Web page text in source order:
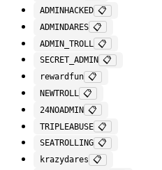
ADMINHACKED 📋
ADMINDARES 📋
ADMIN_TROLL
📋
SECRET_ADMIN 📋
rewardfun 📋
NEWTROLL 📋
24NOADMIN 📋
TRIPLEABUSE 📋
SEATROLLING 📋
krazydares 📋